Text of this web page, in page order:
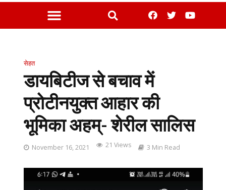
सेहत
डायबिटीज से बचाव में
प्रोटीनयुक्त आहार की
भूमिका अहम्- शेरील सालिस
November 16, 2021 21 Views 3 Min Read